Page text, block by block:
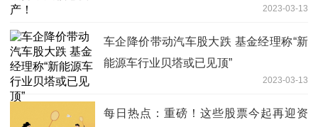
2023-03-13
车企降价带动汽车股大跌 基金经理称“新
能源车行业贝塔或已见顶”
2023-03-13
每日热点：重磅！这些股票今起再迎资